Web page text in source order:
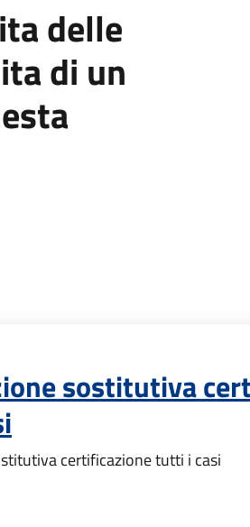
delle
di un
sostitutiva
certificazione tutti i casi